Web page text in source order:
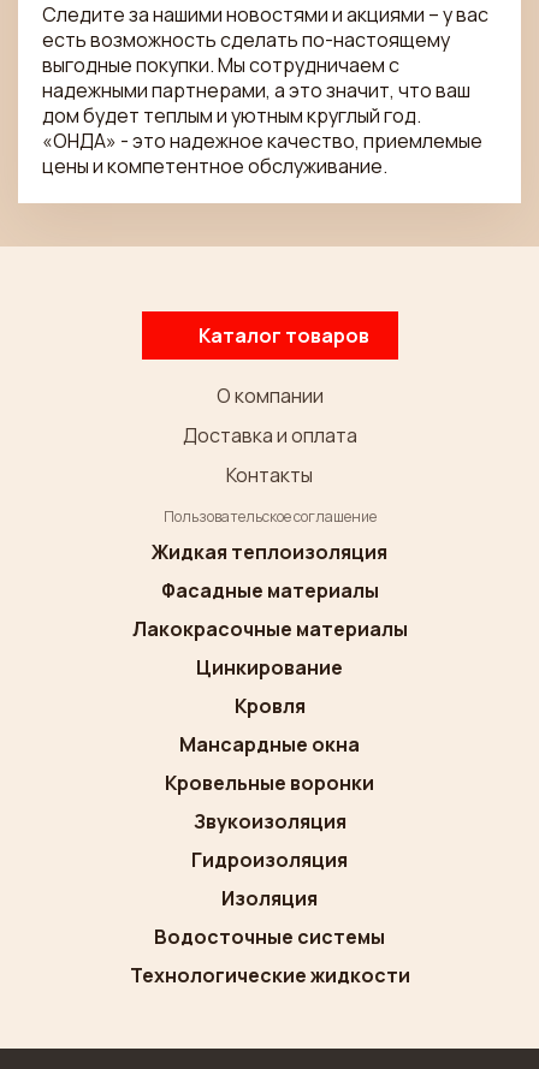
Следите за нашими новостями и акциями – у вас
есть возможность сделать по-настоящему
выгодные покупки. Мы сотрудничаем с
надежными партнерами, а это значит, что ваш
дом будет теплым и уютным круглый год.
«ОНДА» - это надежное качество, приемлемые
цены и компетентное обслуживание.
Каталог товаров
О компании
Доставка и оплата
Контакты
Пользовательское соглашение
Жидкая теплоизоляция
Фасадные материалы
Лакокрасочные материалы
Цинкирование
Кровля
Мансардные окна
Кровельные воронки
Звукоизоляция
Гидроизоляция
Изоляция
Водосточные системы
Технологические жидкости